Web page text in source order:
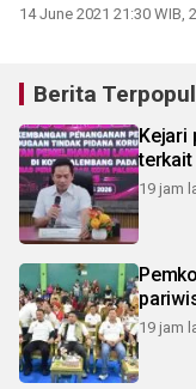
14 June 2021 21:30 WIB,
Berita
Kejari
terkait
19 jam
19 jam